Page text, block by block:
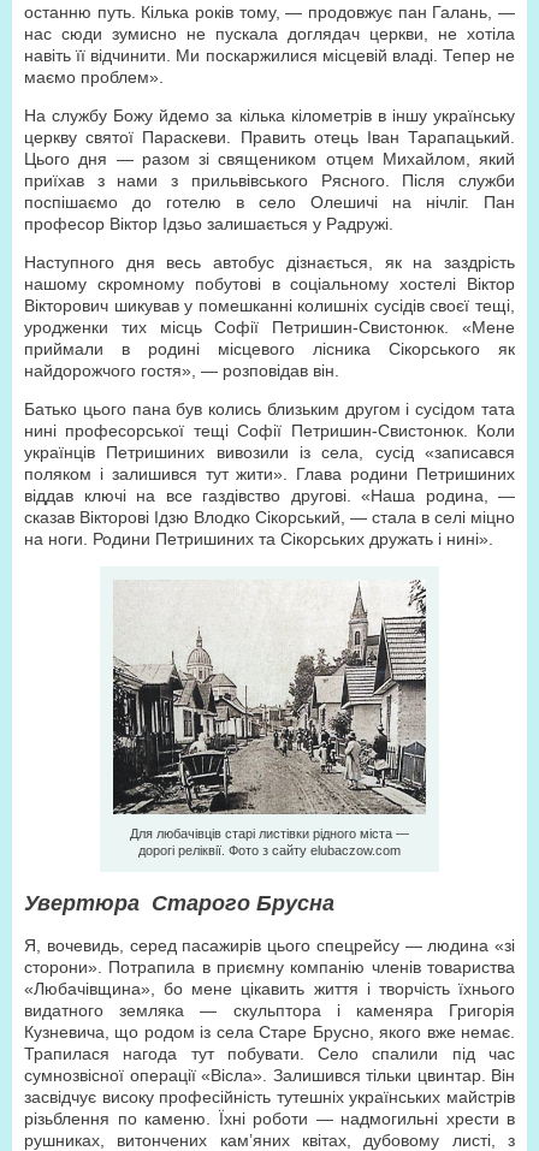
останню путь. Кілька років тому, — продовжує пан Галань, —
нас сюди зумисно не пускала доглядач церкви, не хотіла
навіть її відчинити. Ми поскаржилися місцевій владі. Тепер не
маємо проблем».
На службу Божу йдемо за кілька кілометрів в іншу українську
церкву святої Параскеви. Править отець Іван Тарапацький.
Цього дня — разом зі священиком отцем Михайлом, який
приїхав з нами з прильвівського Рясного. Після служби
поспішаємо до готелю в село Олешичі на нічліг. Пан
професор Віктор Ідзьо залишається у Радружі.
Наступного дня весь автобус дізнається, як на заздрість
нашому скромному побутові в соціальному хостелі Віктор
Вікторович шикував у помешканні колишніх сусідів своєї тещі,
уродженки тих місць Софії Петришин-Свистонюк. «Мене
приймали в родині місцевого лісника Сікорського як
найдорожчого гостя», — розповідав він.
Батько цього пана був колись близьким другом і сусідом тата
нині професорської тещі Софії Петришин-Свистонюк. Коли
українців Петришиних вивозили із села, сусід «записався
поляком і залишився тут жити». Глава родини Петришиних
віддав ключі на все газдівство другові. «Наша родина, —
сказав Вікторові Ідзю Влодко Сікорський, — стала в селі міцно
на ноги. Родини Петришиних та Сікорських дружать і нині».
Для любачівців старі листівки рідного міста —
дорогі реліквії. Фото з сайту elubaczow.com
Увертюра Старого Брусна
Я, вочевидь, серед пасажирів цього спецрейсу — людина «зі
сторони». Потрапила в приємну компанію членів товариства
«Любачівщина», бо мене цікавить життя і творчість їхнього
видатного земляка — скульптора і каменяра Григорія
Кузневича, що родом із села Старе Брусно, якого вже немає.
Трапилася нагода тут побувати. Село спалили під час
сумнозвісної операції «Вісла». Залишився тільки цвинтар. Він
засвідчує високу професійність тутешніх українських майстрів
різьблення по каменю. Їхні роботи — надмогильні хрести в
рушниках, витончених кам’яних квітах, дубовому листі, з